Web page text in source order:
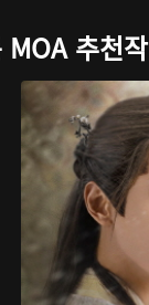
MOA 추천작